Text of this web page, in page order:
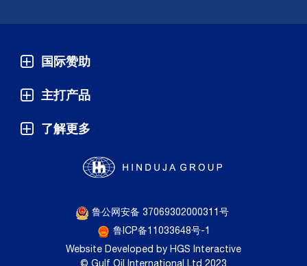
国际赞助
主打产品
了解更多
鲁公网安备 37069302000311号
鲁ICP备11033648号-1
Website Developed by HGS Interactive
© Gulf Oil International Ltd 2023